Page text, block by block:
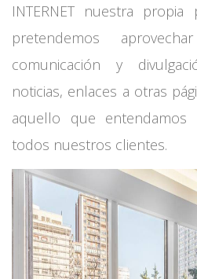
INTERNET nuestra
pretendemos
comunicación y
noticias, enlaces a otras
aquello que
todos nuestros clientes.